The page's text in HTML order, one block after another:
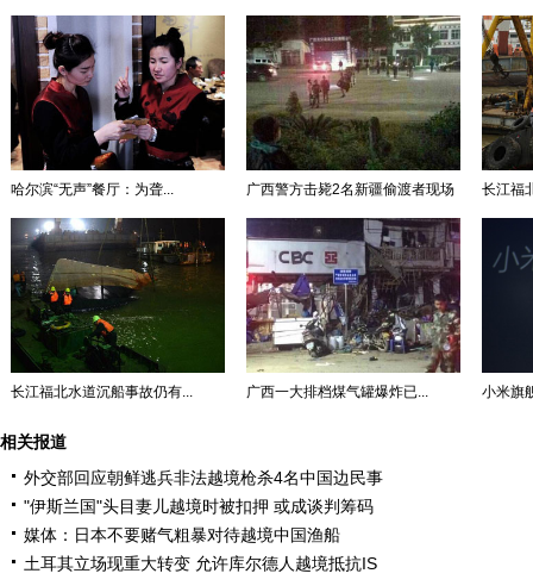
哈尔滨“无声”餐厅：为聋... 广西警方击毙2名新疆偷渡者现场 长江福
长江福北水道沉船事故仍有... 广西一大排档煤气罐爆炸已... 小米旗
相关报道
外交部回应朝鲜逃兵非法越境枪杀4名中国边民事
"伊斯兰国"头目妻儿越境时被扣押 或成谈判筹码
媒体：日本不要赌气粗暴对待越境中国渔船
土耳其立场现重大转变 允许库尔德人越境抵抗IS